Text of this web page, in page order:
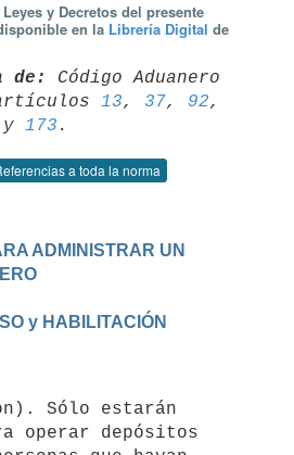
y Decretos del presente
en la Librería Digital de
de:
Código Aduanero
13, 37, 92,
y 173
a toda la norma
ADMINISTRAR UN
y HABILITACIÓN
operar depósitos